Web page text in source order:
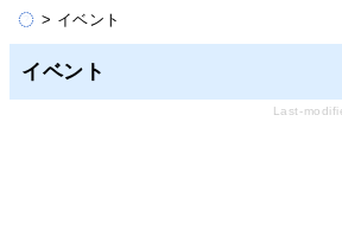
> イベント
イベント
Last-